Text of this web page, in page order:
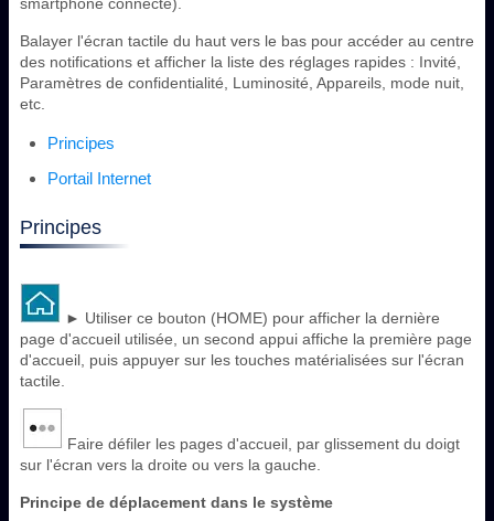
Balayer l'écran tactile du haut vers le bas pour accéder au centre
des notifications et afficher la liste des réglages rapides : Invité,
Paramètres de confidentialité, Luminosité, Appareils, mode nuit,
etc.
Principes
Portail Internet
Principes
► Utiliser ce bouton (HOME) pour afficher la dernière
page d'accueil utilisée, un second appui affiche la première page
d'accueil, puis appuyer sur les touches matérialisées sur l'écran
tactile.
Faire défiler les pages d'accueil, par glissement du doigt
sur l'écran vers la droite ou vers la gauche.
Principe de déplacement dans le système